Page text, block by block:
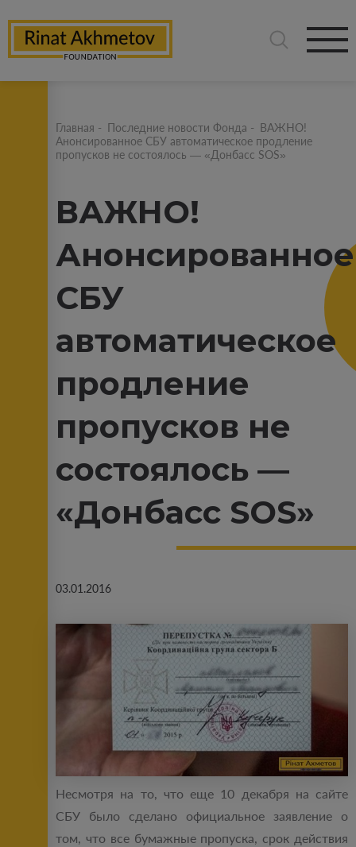
Главная - Последние новости Фонда - ВАЖНО!
Анонсированное СБУ автоматическое продление
пропусков не состоялось — «Донбасс SOS»
ВАЖНО!
Анонсированное
СБУ
автоматическое
продление
пропусков не
состоялось —
«Донбасс SOS»
03.01.2016
Несмотря на то, что еще 10 декабря на сайте
СБУ было сделано официальное заявление о
том, что все бумажные пропуска, срок действия